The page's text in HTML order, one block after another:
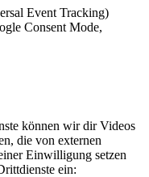
Event Tracking)
Consent Mode,
können wir dir Videos
die von externen
Einwilligung setzen
ein: